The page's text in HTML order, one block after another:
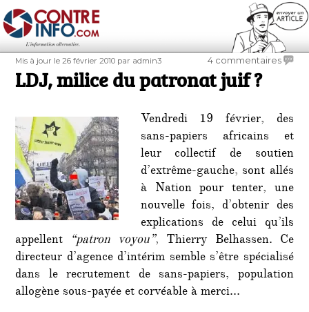
Contre-Info
Publié
le
Mis à jour le 26 février 2010 Auteur
par admin3 4 commentairessur
juif
LDJ, milice du patronat juif ?
Vendredi 19 février, des
sans-papiers africains et
leur collectif de soutien
d’extrême-gauche, sont allés
à Nation pour tenter, une
nouvelle fois, d’obtenir des
explications de celui qu’ils
appellent “patron voyou”, Thierry Belhassen. Ce
directeur d’agence d’intérim semble s’être spécialisé
dans le recrutement de sans-papiers, population
allogène sous-payée et corvéable à merci…